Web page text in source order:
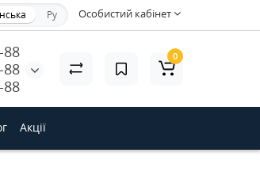
Особистий кабінет
Ру
88
88
88
0
Акції